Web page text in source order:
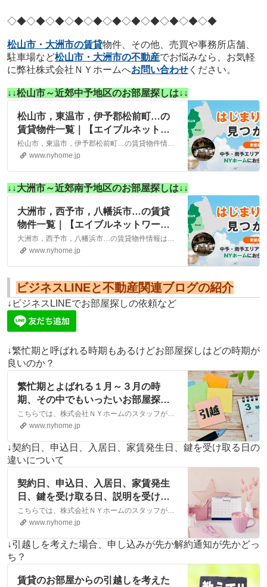
◇◆◇◆◇◆◇◆◇◆◇◆◇◆◇◆◇◆◇◆◇◆
松山市・大洲市の賃貸物件、その他、売買や事務所店舗、
駐車場など松山市・大洲市の不動産でお悩みなら、お気軽
に弊社株式会社ＮＹホームへお問い合わせください。
↓↓松山市～近郊中予地区のお部屋探しは↓↓
松山市，東温市，伊予郡松前町…の
賃貸物件一覧｜【エイブルネットワ
ーク】(株)NYホーム 松山市・大洲
市の賃貸・不動産
松山市，東温市，伊予郡松前町…の賃貸物件情報は、こちらに掲載しております。株式会社NYホームが自信を持ってご紹介する物件ばかりとなっております。お客様のニーズにそった物件が見つかりましたら、弊社までお気軽にお問い合わせください。
www.nyhome.jp
↓↓大洲市～近郊南予地区のお部屋探しは↓↓
大洲市，西予市，八幡浜市…の賃貸
物件一覧｜【エイブルネットワー
ク】(株)NYホーム 松山市・大洲市
の賃貸・不動産
大洲市，西予市，八幡浜市…の賃貸物件情報は、こちらに掲載しております。株式会社NYホームが自信を持ってご紹介する物件ばかりとなっております。お客様のニーズにそった物件が見つかりましたら、弊社までお気軽にお問い合わせください。
www.nyhome.jp
ビジネスLINEと不動産関連ブログの紹介
↓ビジネスLINEでお部屋探しの依頼など
↓繁忙期と呼ばれる時期もあるけどお部屋探しはどの時期が
良いのか？
繁忙期とよばれる１月～３月の時
期、その中でもいったいお部屋探し
はどの時期が良いのだろう
か・・・？｜松山市・大洲市の賃
貸・不動産なら株式会社NYホーム
こちらでは、株式会社ＮＹホームのスタッフが執筆したスタッフブログ記事、「繁忙期とよばれる１月～３月の時期、その中でもいったいお部屋探しはどの時期が良いのだろうか・・・？」をご紹介しております。他にも様々なテーマの記事がありますので、お住まい探しの合間にぜひご一読ください！
www.nyhome.jp
↓契約日、申込日、入居日、家賃発生日、鍵を受け取る日の
違いについて
契約日、申込日、入居日、家賃発生
日、鍵を受け取る日、説明を受ける
日それぞれの違いについて。｜松山
市・大洲市の賃貸・不動産なら株式
会社NYホーム
こちらでは、株式会社ＮＹホームのスタッフが執筆したスタッフブログ記事、「契約日、申込日、入居日、家賃発生日、鍵を受け取る日、説明を受ける日それぞれの違いについて。」をご紹介しております。他にも様々なテーマの記事がありますので、お住まい探しの合間にぜひご一読ください！
www.nyhome.jp
↓引越しを考えた場合、申し込みが先か解約通知が先かどっ
ち？
賃貸のお部屋からの引越しを考えた